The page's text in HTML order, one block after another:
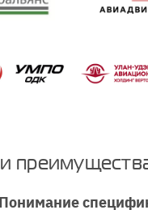
Понимание